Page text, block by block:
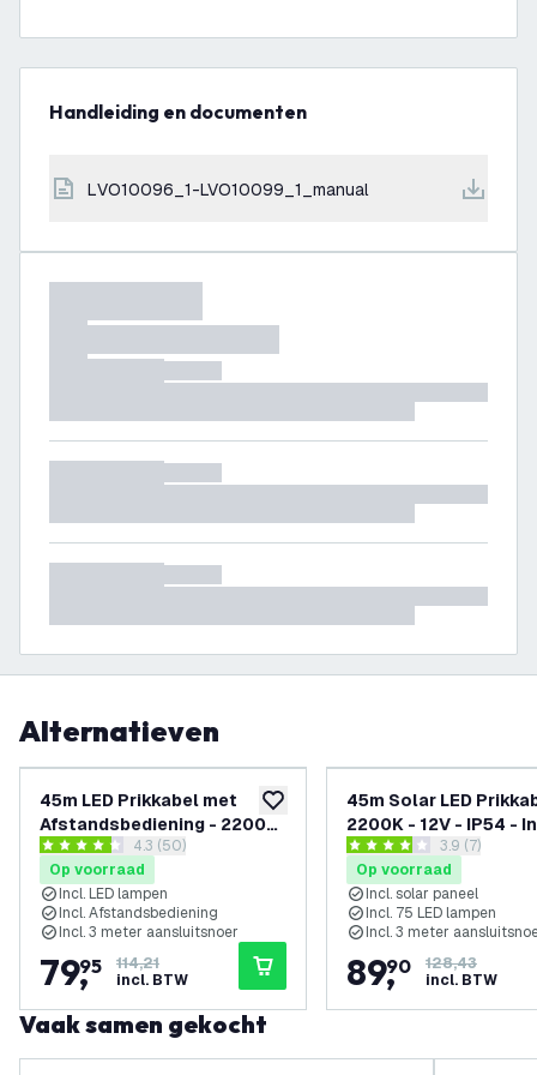
Handleiding en documenten
LVO10096_1-LVO10099_1_manual
Alternatieven
toevoegen aan verlanglijst
45m LED Prikkabel met
Afstandsbediening - 2200K
- 12V - IP54 - Koppelbaar -
Incl. 75 LED Lampen - G40 -
Plug & Play
reviews drawer openen
4.3 score sterren4.3 (50)
Op voorraad
Incl. LED lampen
Incl. Afstandsbediening
Incl. 3 meter aansluitsnoer
79,
95
114,21
incl. BTW
45m Solar LED
2200K - 12V - IP54 -
LED Lampen - G40 -
Play
reviews
3.9 score sterren3.9 (7)
Op voorraad
Incl. solar paneel
Incl. 75 LED lampen
Incl. 3 meter
89,
90
128,43
incl. BTW
Vaak samen gekocht